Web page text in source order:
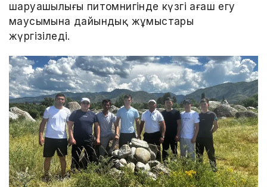
шаруашылығы питомнигінде күзгі ағаш егу
маусымына дайындық жұмыстары
жүргізіледі.